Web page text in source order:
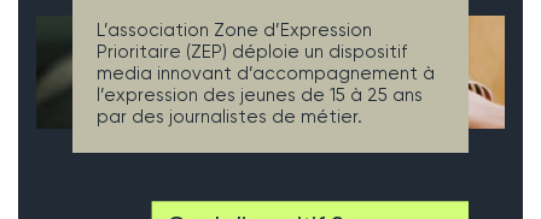
L’association Zone d’Expression
Prioritaire (ZEP) déploie un dispositif
media innovant d’accompagnement à
l’expression des jeunes de 15 à 25 ans
par des journalistes de métier.